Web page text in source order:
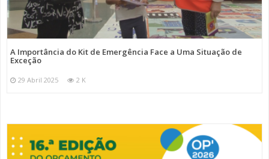
A Importância do Kit de Emergência Face a Uma Situação de
Exceção
29 Abril 2025 2 K